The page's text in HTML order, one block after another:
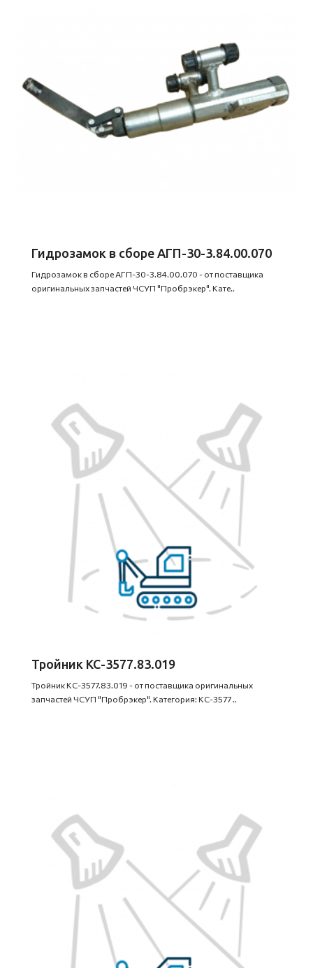
Гидрозамок в сборе АГП-30-3.84.00.070
Гидрозамок в сборе АГП-30-3.84.00.070 - от поставщика
оригинальных запчастей ЧСУП "Пробрэкер". Кате..
Тройник КС-3577.83.019
Тройник КС-3577.83.019 - от поставщика оригинальных
запчастей ЧСУП "Пробрэкер". Категория: КС-3577 ..